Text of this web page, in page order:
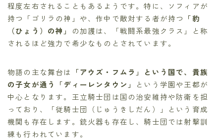
程度左右されることもあるようです。特に、ソフィアが
持つ「ゴリラの神」や、作中で敵対する者が持つ 「豹
（ひょう）の神」
の加護は、「戦闘系最強クラス」と称
されるほど強力で希少なものとされています。
物語の主な舞台は
「アウズ・フムラ」という国で、貴族
の子女が通う「ディーレンタウン」
という学園や王都が
中心となります。王立騎士団は国の治安維持や防衛を担
っており、「従騎士団（じゅうきしだん）」という育成
機関も存在します。銃火器も存在し、騎士団では射撃訓
練も行われています。